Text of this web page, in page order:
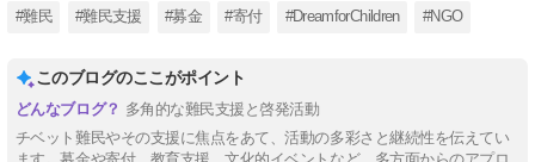
#難民 #難民支援 #募金 #寄付 #DreamforChildren #NGO
このブログのここがポイント
多角的な難民支援と啓発活動
チベット難民やその支援に焦点をあて、活動の多彩さと継続性を伝えてい